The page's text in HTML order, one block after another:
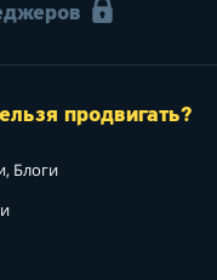
продвигать?
Блоги